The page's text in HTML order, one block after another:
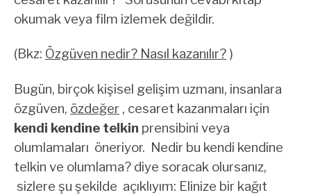
okumak veya film izlemek değildir.
(Bkz: Özgüven nedir? Nasıl kazanılır? )
Bugün, birçok kişisel gelişim uzmanı, insanlara
özgüven, özdeğer , cesaret kazanmaları için
kendi kendine telkin prensibini veya
olumlamaları öneriyor. Nedir bu kendi kendine
telkin ve olumlama? diye soracak olursanız,
sizlere şu şekilde açıklıyım: Elinize bir kağıt